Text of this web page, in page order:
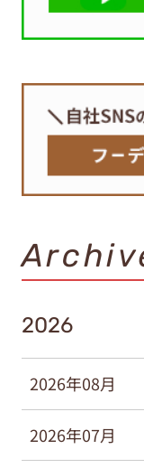
2026
2026年08月
2026年07月